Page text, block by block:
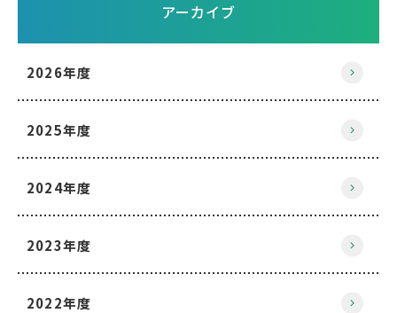
アーカイブ
2026年度
2025年度
2024年度
2023年度
2022年度